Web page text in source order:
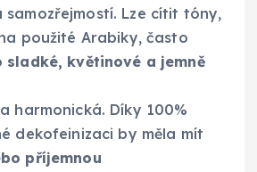
samozřejmostí. Lze cítit tóny,
použité Arabiky, často
sladké, květinové a jemně
harmonická. Díky 100%
dekofeinizaci by měla mít
příjemnou